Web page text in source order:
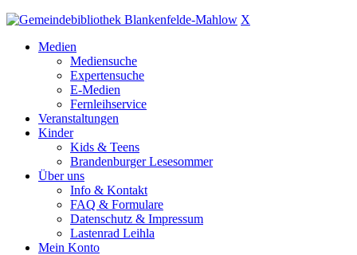
X
Medien
Mediensuche
Expertensuche
E-Medien
Fernleihservice
Veranstaltungen
Kinder
Kids & Teens
Brandenburger Lesesommer
Über uns
Info & Kontakt
FAQ & Formulare
Datenschutz & Impressum
Lastenrad Leihla
Mein Konto